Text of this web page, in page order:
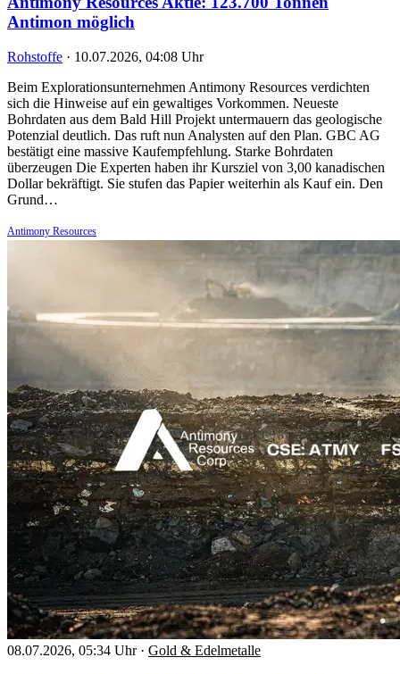
Antimon möglich
Rohstoffe · 10.07.2026, 04:08 Uhr
Beim Explorationsunternehmen Antimony Resources verdichten
sich die Hinweise auf ein gewaltiges Vorkommen. Neueste
Bohrdaten aus dem Bald Hill Projekt untermauern das geologische
Potenzial deutlich. Das ruft nun Analysten auf den Plan. GBC AG
bestätigt eine massive Kaufempfehlung. Starke Bohrdaten
überzeugen Die Experten haben ihr Kursziel von 3,00 kanadischen
Dollar bekräftigt. Sie stufen das Papier weiterhin als Kauf ein. Den
Grund…
Antimony Resources
08.07.2026, 05:34 Uhr · Gold & Edelmetalle